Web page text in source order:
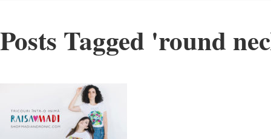
Posts Tagged 'round